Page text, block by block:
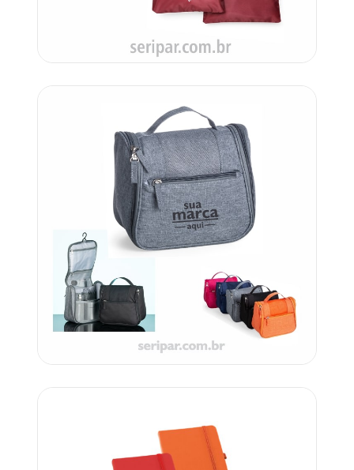
Código: UP 18507X
Carrinho